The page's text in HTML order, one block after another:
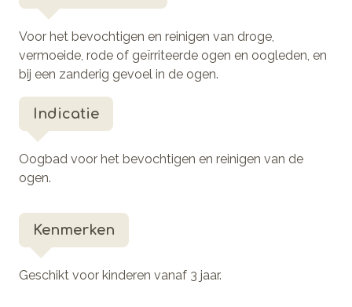
Voor het bevochtigen en reinigen van droge,
vermoeide, rode of geïrriteerde ogen en oogleden, en
bij een zanderig gevoel in de ogen.
Indicatie
Oogbad voor het bevochtigen en reinigen van de
ogen.
Kenmerken
Geschikt voor kinderen vanaf 3 jaar.